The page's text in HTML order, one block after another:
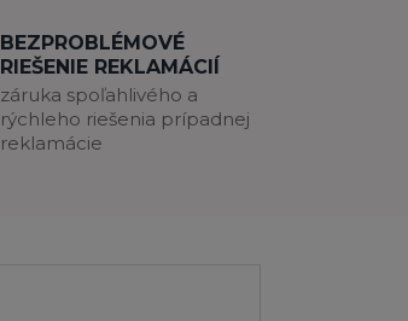
BEZPROBLÉMOVÉ
RIEŠENIE REKLAMÁCIÍ
záruka spoľahlivého a
rýchleho riešenia prípadnej
reklamácie